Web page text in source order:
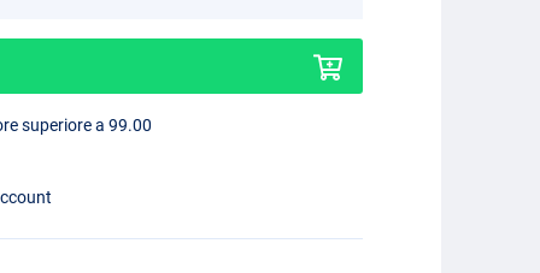
superiore a 99.00